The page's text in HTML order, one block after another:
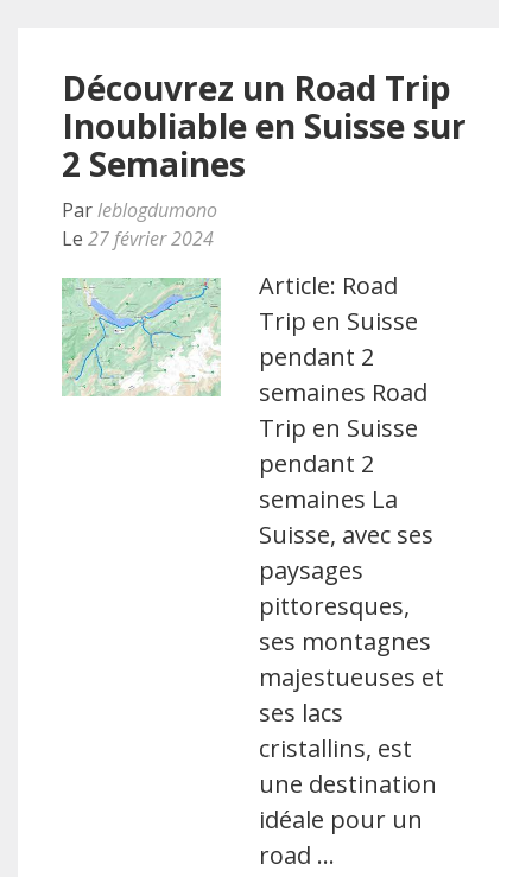
Découvrez un Road Trip
Inoubliable en Suisse sur
2 Semaines
Parleblogdumono
Le 27 février 2024
Article: Road
Trip en Suisse
pendant 2
semaines Road
Trip en Suisse
pendant 2
semaines La
Suisse, avec ses
paysages
pittoresques,
ses montagnes
majestueuses et
ses lacs
cristallins, est
une destination
idéale pour un
road …